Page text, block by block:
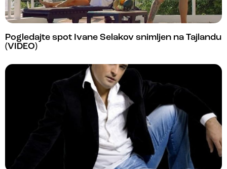
Pogledajte spot Ivane Selakov snimljen na Tajlandu
(VIDEO)